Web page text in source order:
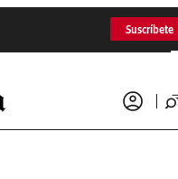
Suscríbete